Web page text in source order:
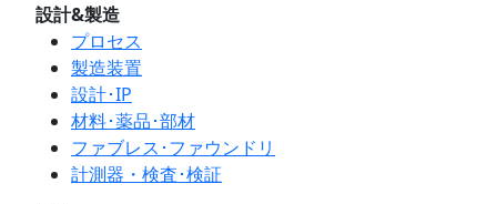
設計&製造
プロセス
製造装置
設計･IP
材料･薬品･部材
ファブレス･ファウンドリ
計測器・検査･検証